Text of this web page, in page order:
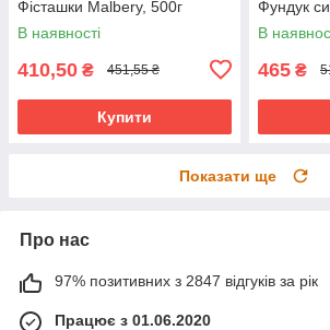
Фісташки Malbery, 500г
В наявності
410,50 ₴ 451,55 ₴
Купити
Фундук
В
465 ₴
Показати ще
Про нас
97% позитивних з 2847 відгуків за рік
Працює з 01.06.2020